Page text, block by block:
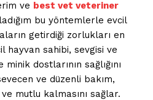
ve best vet veteriner
bu yöntemlerle evcil
getirdiği zorlukları en
hayvan sahibi, sevgisi ve
dostlarının sağlığını
ve düzenli bakım,
mutlu kalmasını sağlar.